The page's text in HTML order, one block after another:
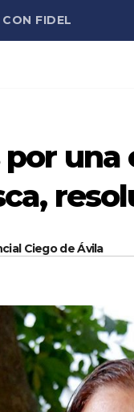
FIDEL
Ciego de Ávila